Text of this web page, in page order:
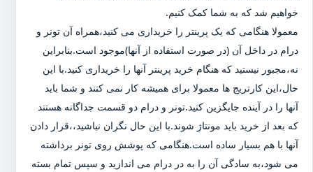
خواهیم شد که به شما کمک کنیم.
معمولا هنگامی که یک پرینتر را خریداری می کنید،همراه آن تونر و
درام در داخل آن (در صورت استفاده از آنها)موجود است.بنابراین
نه،مجبور نیستید که هنگام خرید پرینتر آنها را خریداری کنید.با این
حال،این کارتریج ها معمولا برای همیشه کار نمی کنند و شما باید
آنها را در آینده جایگزین کنید.تونر و درام دو قسمت جداگانه هستند
که بعد از خرید باید مونتاژ شوند.با این حال نگران نباشید،،قرار دادن
آنها با هم بسیار ساده است.هنگامی که پوشش روی تونر برداشته
می شود،به سادگی آن را به در درام می اندازید و سپس تمام بسته